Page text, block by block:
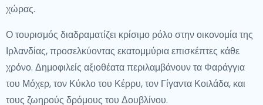
χώρας.
Ο τουρισμός διαδραματίζει κρίσιμο ρόλο στην οικονομία της
Ιρλανδίας, προσελκύοντας εκατομμύρια επισκέπτες κάθε
χρόνο. Δημοφιλείς αξιοθέατα περιλαμβάνουν τα Φαράγγια
του Μόχερ, τον Κύκλο του Κέρρυ, τον Γίγαντα Κοιλάδα, και
τους ζωηρούς δρόμους του Δουβλίνου.